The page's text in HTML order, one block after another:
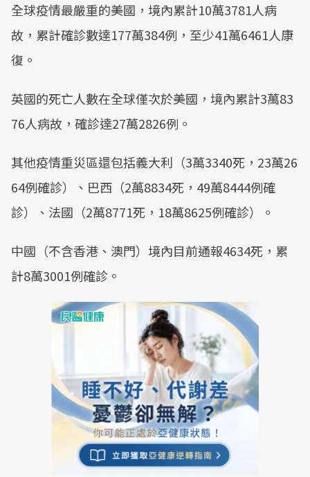
Mute
全球疫情最嚴重的美國，境內累計10萬3781人病
故，累計確診數達177萬384例，至少41萬6461人康
復。
英國的死亡人數在全球僅次於美國，境內累計3萬83
76人病故，確診達27萬2826例。
其他疫情重災區還包括義大利（3萬3340死，23萬26
64例確診）、巴西（2萬8834死，49萬8444例確
診）、法國（2萬8771死，18萬8625例確診）。
中國（不含香港、澳門）境內目前通報4634死，累
計8萬3001例確診。